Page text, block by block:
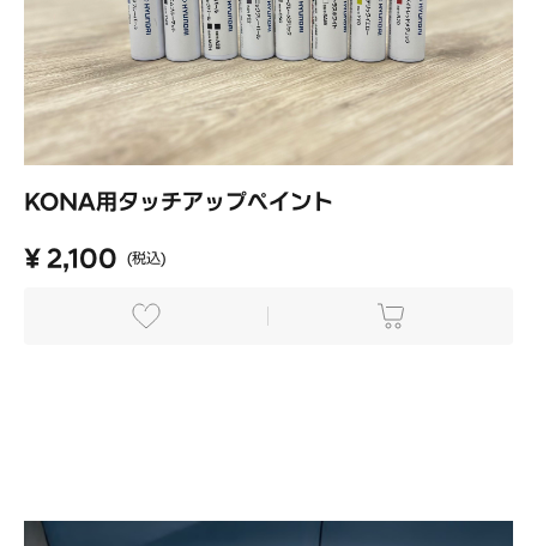
KONA用タッチアップペイント
¥ 2,100 (税込)